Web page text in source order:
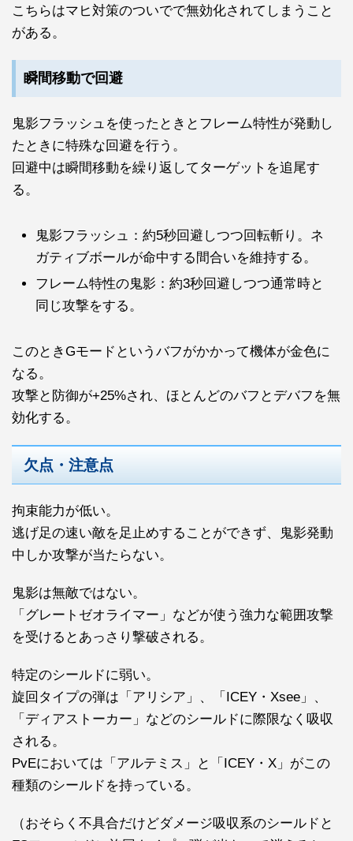
こちらはマヒ対策のついでで無効化されてしまうこと
がある。
瞬間移動で回避
鬼影フラッシュを使ったときとフレーム特性が発動し
たときに特殊な回避を行う。
回避中は瞬間移動を繰り返してターゲットを追尾す
る。
鬼影フラッシュ：約5秒回避しつつ回転斬り。ネ
ガティブボールが命中する間合いを維持する。
フレーム特性の鬼影：約3秒回避しつつ通常時と
同じ攻撃をする。
このときGモードというバフがかかって機体が金色に
なる。
攻撃と防御が+25%され、ほとんどのバフとデバフを無
効化する。
欠点・注意点
拘束能力が低い。
逃げ足の速い敵を足止めすることができず、鬼影発動
中しか攻撃が当たらない。
鬼影は無敵ではない。
「グレートゼオライマー」などが使う強力な範囲攻撃
を受けるとあっさり撃破される。
特定のシールドに弱い。
旋回タイプの弾は「アリシア」、「ICEY・Xsee」、
「ディアストーカー」などのシールドに際限なく吸収
される。
PvEにおいては「アルテミス」と「ICEY・X」がこの
種類のシールドを持っている。
（おそらく不具合だけどダメージ吸収系のシールドと